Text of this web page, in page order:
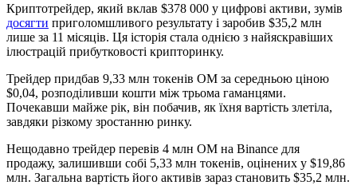
Криптотрейдер, який вклав $378 000 у цифрові активи, зумів
досягти приголомшливого результату і заробив $35,2 млн
лише за 11 місяців. Ця історія стала однією з найяскравіших
ілюстрацій прибутковості крипторинку.
Трейдер придбав 9,33 млн токенів OM за середньою ціною
$0,04, розподіливши кошти між трьома гаманцями.
Почекавши майже рік, він побачив, як їхня вартість злетіла,
завдяки різкому зростанню ринку.
Нещодавно трейдер перевів 4 млн OM на Binance для
продажу, залишивши собі 5,33 млн токенів, оцінених у $19,86
млн. Загальна вартість його активів зараз становить $35,2 млн.